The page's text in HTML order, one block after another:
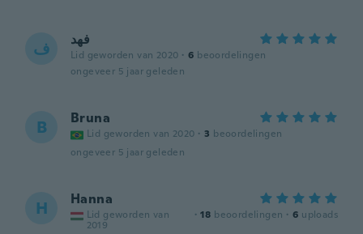
ف فهد
Lid geworden van 2020 · 6 beoordelingen
ongeveer 5 jaar geleden
B Bruna
Lid geworden van 2020 · 3 beoordelingen
ongeveer 5 jaar geleden
H Hanna
Lid geworden van
2019
· 18 beoordelingen · 6 uploads